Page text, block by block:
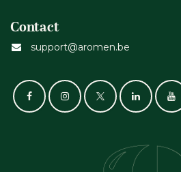
Contact
support@aromen.be